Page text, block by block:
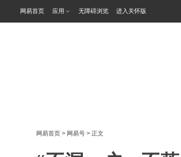
网易首页 应用 无障碍浏览 进入关怀版
网易首页 > 网易号 > 正文